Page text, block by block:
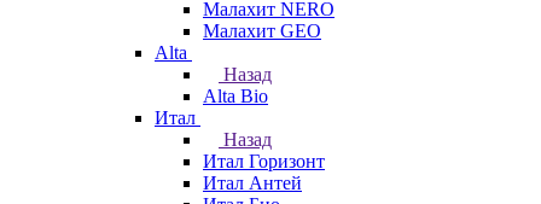
Малахит NERO
Малахит GEO
Alta
Назад
Alta Bio
Итал
Назад
Итал Горизонт
Итал Антей